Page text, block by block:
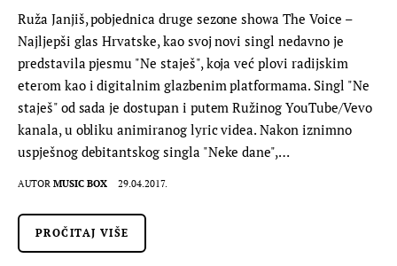
Ruža Janjiš, pobjednica druge sezone showa The Voice –
Najljepši glas Hrvatske, kao svoj novi singl nedavno je
predstavila pjesmu "Ne staješ", koja već plovi radijskim
eterom kao i digitalnim glazbenim platformama. Singl "Ne
staješ" od sada je dostupan i putem Ružinog YouTube/Vevo
kanala, u obliku animiranog lyric videa. Nakon iznimno
uspješnog debitantskog singla "Neke dane",…
AUTOR MUSIC BOX 29.04.2017.
PROČITAJ VIŠE